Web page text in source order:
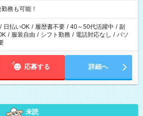
務も可能！
/ 日払いOK / 履歴書不要 / 40～50代活躍中 / 副
/ 服装自由 / シフト勤務 / 電話対応なし / パソ
応募する 詳細へ
未読